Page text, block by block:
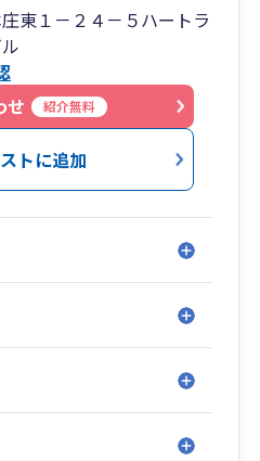
が行います）
&ソフトに精通！（freee
いない五つ星認定アドバ
支援から売上数百億円規
で対応可能！
能力を兼ね備えた人材
サービスを展開する稀有
顧問」などを得意として
、社会保険労務士法人併
から助成金までワンスト
東１－２４－５ハートラ
せ
紹介無料
トに追加